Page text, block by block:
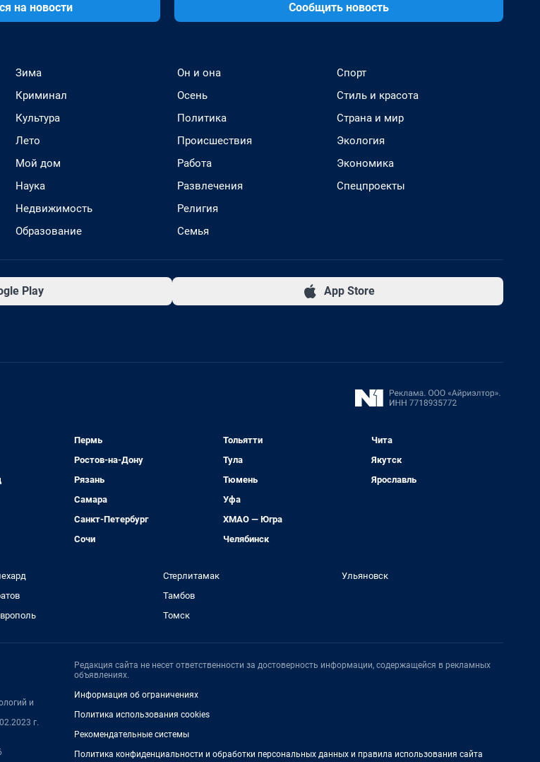
на новости Сообщить новость
Зима
Криминал
Культура
Лето
Мой дом
Наука
Недвижимость
Образование
Он и она
Осень
Политика
Происшествия
Работа
Развлечения
Религия
Семья
Спорт
Стиль и красота
Страна и мир
Экология
Экономика
Спецпроекты
Play App Store
Пермь
Ростов-на-Дону
Рязань
Самара
Санкт-Петербург
Сочи
Тольятти
Тула
Тюмень
Уфа
ХМАО — Югра
Челябинск
Чита
Якутск
Ярославль
Стерлитамак
Тамбов
Томск
Ульяновск
и
г.
Редакция сайта не несет ответственности за достоверность информации, содержащейся в рекламных
объявлениях.
Информация об ограничениях
Политика использования cookies
Рекомендательные системы
Политика конфиденциальности и обработки персональных данных и правила использования сайта